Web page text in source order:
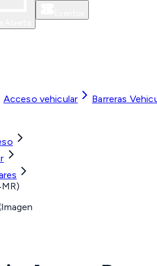
Acceso vehicular Barreras